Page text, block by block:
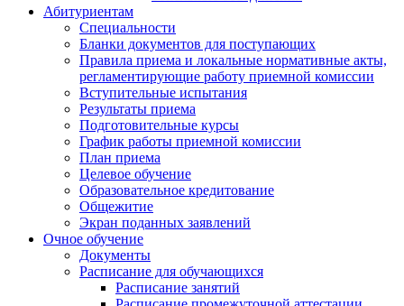
Абитуриентам
Специальности
Бланки документов для поступающих
Правила приема и локальные нормативные акты,
регламентирующие работу приемной комиссии
Вступительные испытания
Результаты приема
Подготовительные курсы
График работы приемной комиссии
План приема
Целевое обучение
Образовательное кредитование
Общежитие
Экран поданных заявлений
Очное обучение
Документы
Расписание для обучающихся
Расписание занятий